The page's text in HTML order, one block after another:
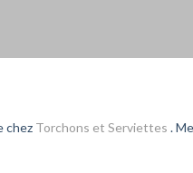
chez Torchons et Serviettes .